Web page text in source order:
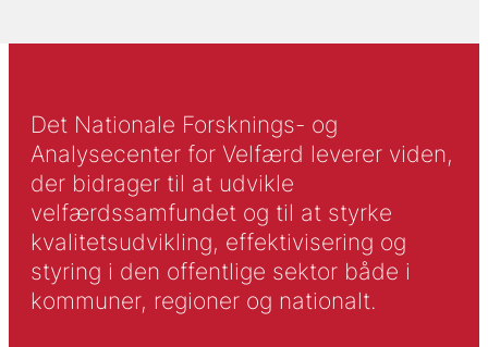
Det Nationale Forsknings- og
Analysecenter for Velfærd leverer viden,
der bidrager til at udvikle
velfærdssamfundet og til at styrke
kvalitetsudvikling, effektivisering og
styring i den offentlige sektor både i
kommuner, regioner og nationalt.